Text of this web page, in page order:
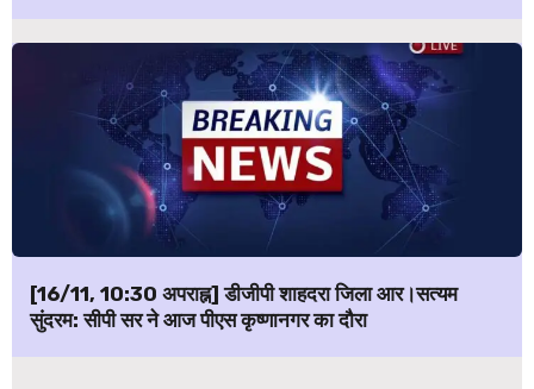
[16/11, 10:30 अपराह्न] डीजीपी शाहदरा जिला आर।सत्यम
सुंदरम: सीपी सर ने आज पीएस कृष्णानगर का दौरा